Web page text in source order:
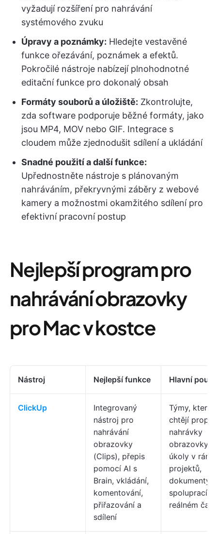
vyžadují rozšíření pro nahrávání
systémového zvuku
Úpravy a poznámky: Hledejte vestavěné
funkce ořezávání, poznámek a efektů.
Pokročilé nástroje nabízejí plnohodnotné
editační funkce pro dokonalý obsah
Formáty souborů a úložiště: Zkontrolujte,
zda software podporuje běžné formáty, jako
jsou MP4, MOV nebo GIF. Integrace s
cloudem může zjednodušit sdílení a ukládání
Snadné použití a další funkce:
Upřednostněte nástroje s plánovaným
nahráváním, překryvnými záběry z webové
kamery a možnostmi okamžitého sdílení pro
efektivní pracovní postup
Nejlepší program pro
nahrávání obrazovky
pro Mac v kostce
Nástroj Nejlepší funkce Hlavní
ClickUp
Integrovaný
nástroj pro
nahrávání
obrazovky
(Clips), přepis
pomocí AI s
Brain, vkládání,
komentování,
přiřazování a
sdílení
Týmy, které
chtějí
nahrávky
obrazovky s
úkoly v
projektů,
dokumenty a
spoluprací v
reálném čase